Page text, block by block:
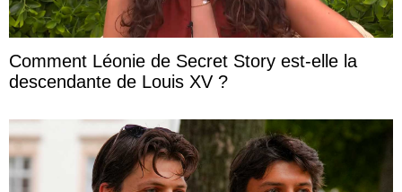
Comment Léonie de Secret Story est-elle la
descendante de Louis XV ?